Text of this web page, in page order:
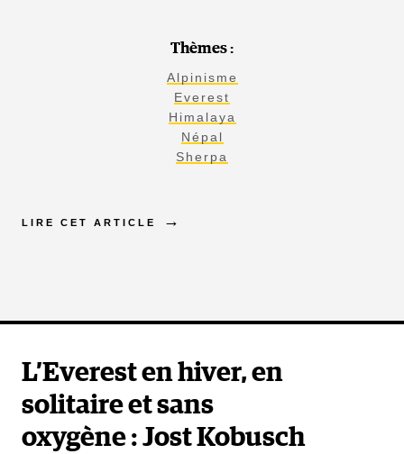
Thèmes :
Alpinisme
Everest
Himalaya
Népal
Sherpa
LIRE CET ARTICLE
L’Everest en hiver, en
solitaire et sans
oxygène : Jost Kobusch